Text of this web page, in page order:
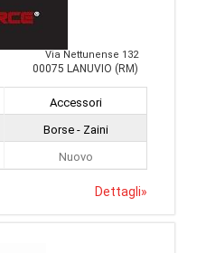
Via Nettunense 132
00075 LANUVIO (RM)
Accessori
Borse - Zaini
Nuovo
Dettagli»